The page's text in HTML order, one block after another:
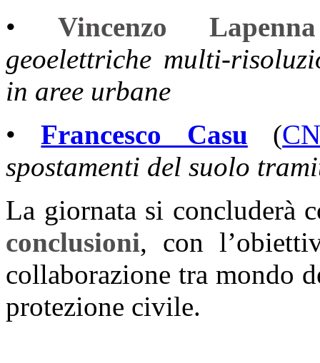
• Vincenzo Lapenna
geoelettriche multi-
in aree urbane
•Francesco Casu (
spostamenti del suolo
La giornata si concluderà
conclusioni, con
collaborazione tra mondo
protezione civile.